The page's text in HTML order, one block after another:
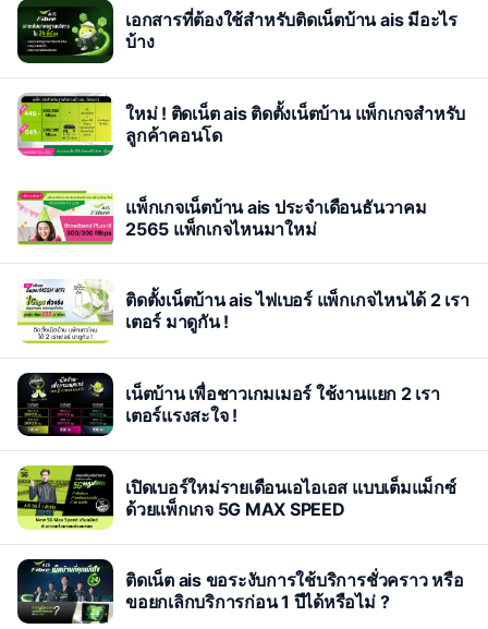
เอกสารที่ต้องใช้สำหรับติดเน็ตบ้าน ais มีอะไร
บ้าง
ใหม่ ! ติดเน็ต ais ติดตั้งเน็ตบ้าน แพ็กเกจสำหรับ
ลูกค้าคอนโด
แพ็กเกจเน็ตบ้าน ais ประจำเดือนธันวาคม
2565 แพ็กเกจไหนมาใหม่
ติดตั้งเน็ตบ้าน ais ไฟเบอร์ แพ็กเกจไหนได้ 2 เรา
เตอร์ มาดูกัน !
เน็ตบ้าน เพื่อชาวเกมเมอร์ ใช้งานแยก 2 เรา
เตอร์แรงสะใจ !
เปิดเบอร์ใหม่รายเดือนเอไอเอส แบบเต็มแม็กซ์
ด้วยแพ็กเกจ 5G MAX SPEED
ติดเน็ต ais ขอระงับการใช้บริการชั่วคราว หรือ
ขอยกเลิกบริการก่อน 1 ปีได้หรือไม่ ?